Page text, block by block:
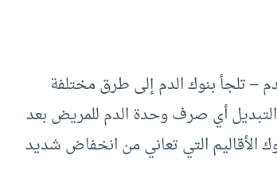
– تلجأ بنوك الدم إلى طرق مختلفة
أي صرف وحدة الدم للمريض بعد
الأقاليم التي تعاني من انخفاض شديد